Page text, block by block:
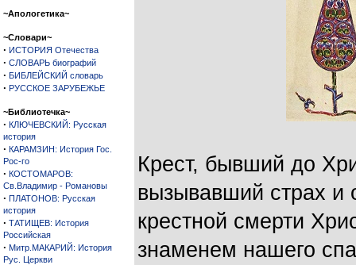
~Апологетика~
~Словари~
· ИСТОРИЯ Отечества
· СЛОВАРЬ биографий
· БИБЛЕЙСКИЙ словарь
· РУССКОЕ ЗАРУБЕЖЬЕ
~Библиотечка~
· КЛЮЧЕВСКИЙ: Русская
история
· КАРАМЗИН: История Гос.
Рос-го
· КОСТОМАРОВ:
Св.Владимир - Романовы
· ПЛАТОНОВ: Русская
история
· ТАТИЩЕВ: История
Российская
· Митр.МАКАРИЙ: История
Рус. Церкви
Крест, бывший до
вызывавший страх и
крестной смерти
знаменем нашего